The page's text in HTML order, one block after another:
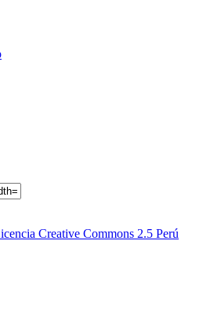
Creative Commons 2.5 Perú